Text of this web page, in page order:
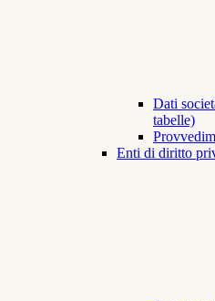
Dati
tabelle)
Enti di diritto